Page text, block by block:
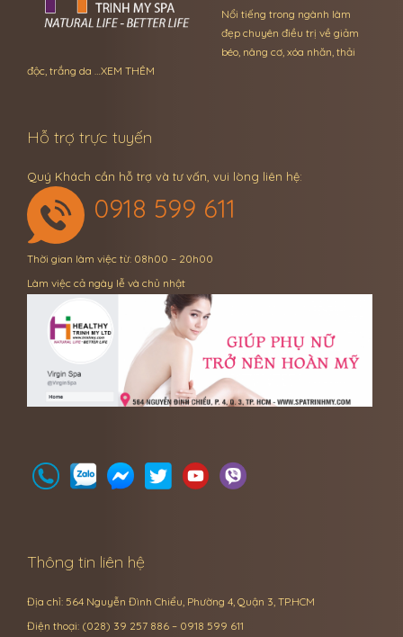
Nổi tiếng trong ngành làm
đẹp chuyên điều trị về giảm
béo, nâng cơ, xóa nhăn, thải
độc, trắng da …XEM THÊM
Hỗ trợ trực tuyến
Quý Khách cần hỗ trợ và tư vấn, vui lòng liên hệ:
0918 599 611
Thời gian làm việc từ: 08h00 – 20h00
Làm việc cả ngày lễ và chủ nhật
Thông tin liên hệ
Địa chỉ: 564 Nguyễn Đình Chiểu, Phường 4, Quận 3, TP.HCM
Điện thoại: (028) 39 257 886 – 0918 599 611